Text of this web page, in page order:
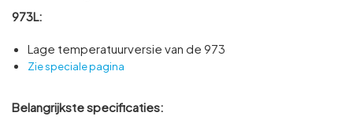
973L:
Lage temperatuurversie van de 973
Zie speciale pagina
Belangrijkste specificaties: